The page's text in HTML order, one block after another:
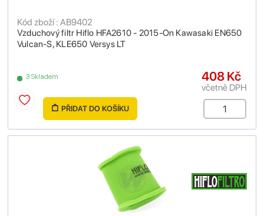
Vzduchový filtr Hiflo HFA2610 - 2015-On Kawasaki EN650
Vulcan-S, KLE650 Versys LT
Kód zboží : AB9402
3 Skladem 408 Kč
včetně DPH
PŘIDAT DO KOŠÍKU